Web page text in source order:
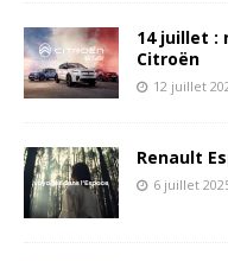
14 juillet :
Citroën
12 juillet
Renault
6 juillet